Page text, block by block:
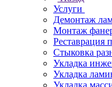
Услуги
Демонтаж
Монтаж
Реставрация
Стыковка
Укладка
Укладка
Укладка